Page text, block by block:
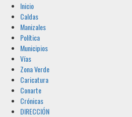
Menú
principal
Inicio
Caldas
Manizales
Política
Municipios
Vías
Zona Verde
Caricatura
Conarte
Crónicas
DIRECCIÓN